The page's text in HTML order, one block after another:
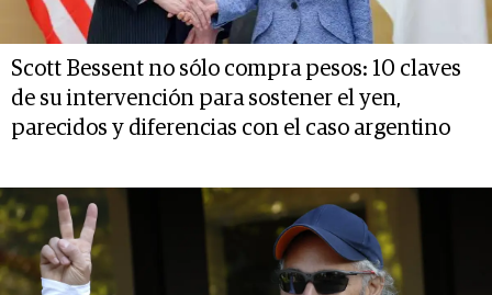
Scott Bessent no sólo compra pesos: 10 claves
de su intervención para sostener el yen,
parecidos y diferencias con el caso argentino